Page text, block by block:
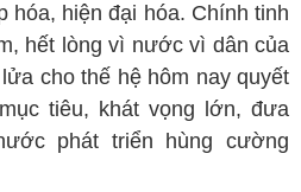
hóa, hiện đại hóa. Chính tinh
hết lòng vì nước vì dân của
cho thế hệ hôm nay quyết
tiêu, khát vọng lớn, đưa
phát triển hùng cường